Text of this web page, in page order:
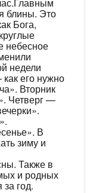
блины. Это
Бога,
небесное
недели
его нужно
Вторник
Четверг —
В
зиму и
Также в
и родных
год.